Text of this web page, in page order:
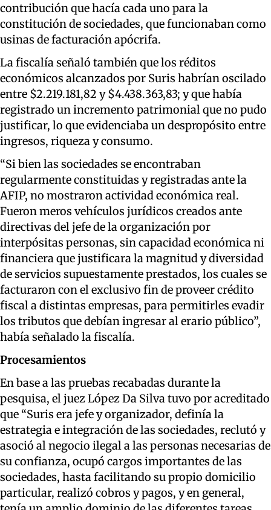
contribución que hacía cada uno para la
constitución de sociedades, que funcionaban como
usinas de facturación apócrifa.
La fiscalía señaló también que los réditos
económicos alcanzados por Suris habrían oscilado
entre $2.219.181,82 y $4.438.363,83; y que había
registrado un incremento patrimonial que no pudo
justificar, lo que evidenciaba un despropósito entre
ingresos, riqueza y consumo.
“Si bien las sociedades se encontraban
regularmente constituidas y registradas ante la
AFIP, no mostraron actividad económica real.
Fueron meros vehículos jurídicos creados ante
directivas del jefe de la organización por
interpósitas personas, sin capacidad económica ni
financiera que justificara la magnitud y diversidad
de servicios supuestamente prestados, los cuales se
facturaron con el exclusivo fin de proveer crédito
fiscal a distintas empresas, para permitirles evadir
los tributos que debían ingresar al erario público”,
había señalado la fiscalía.
Procesamientos
En base a las pruebas recabadas durante la
pesquisa, el juez López Da Silva tuvo por acreditado
que “Suris era jefe y organizador, definía la
estrategia e integración de las sociedades, reclutó y
asoció al negocio ilegal a las personas necesarias de
su confianza, ocupó cargos importantes de las
sociedades, hasta facilitando su propio domicilio
particular, realizó cobros y pagos, y en general,